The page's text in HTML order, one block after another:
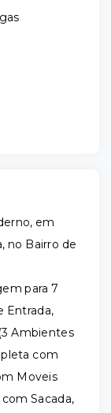
em
no Bairro de
para 7
Entrada,
Ambientes
com
Moveis
Sacada,